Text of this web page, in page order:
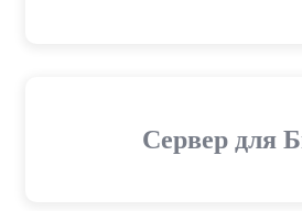
Сервер для